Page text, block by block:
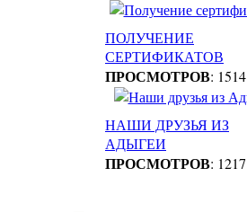
ПОЛУЧЕНИЕ
СЕРТИФИКАТОВ
ПРОСМОТРОВ: 1514
НАШИ ДРУЗЬЯ ИЗ
АДЫГЕИ
ПРОСМОТРОВ: 1217